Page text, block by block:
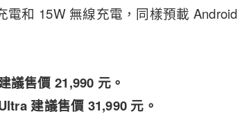
電和 15W 無線充電，同樣預載
議售價 21,990 元。
建議售價 31,990 元。